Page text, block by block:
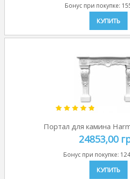
Бонус при покупке:
КУПИТЬ
Портал для камина
24853,00
Бонус при покупке:
КУПИТЬ